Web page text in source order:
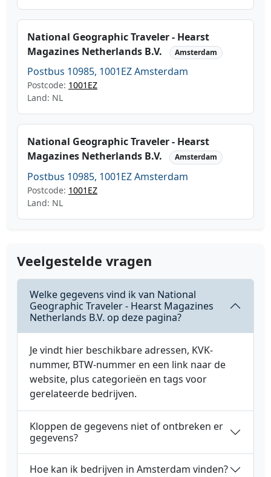
National Geographic Traveler - Hearst
Magazines Netherlands B.V.
Amsterdam
Postbus 10985, 1001EZ Amsterdam
Postcode: 1001EZ
Land: NL
National Geographic Traveler - Hearst
Magazines Netherlands B.V.
Amsterdam
Postbus 10985, 1001EZ Amsterdam
Postcode: 1001EZ
Land: NL
Veelgestelde vragen
Welke gegevens vind ik van National
Geographic Traveler - Hearst Magazines
Netherlands B.V. op deze pagina?
Je vindt hier beschikbare adressen, KVK-
nummer, BTW-nummer en een link naar de
website, plus categorieën en tags voor
gerelateerde bedrijven.
Kloppen de gegevens niet of ontbreken er
gegevens?
Hoe kan ik bedrijven in Amsterdam vinden?